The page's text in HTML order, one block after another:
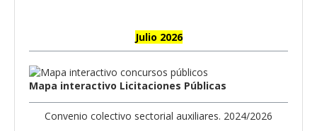
Julio 2026
Mapa interactivo Licitaciones Públicas
Convenio colectivo sectorial auxiliares. 2024/2026